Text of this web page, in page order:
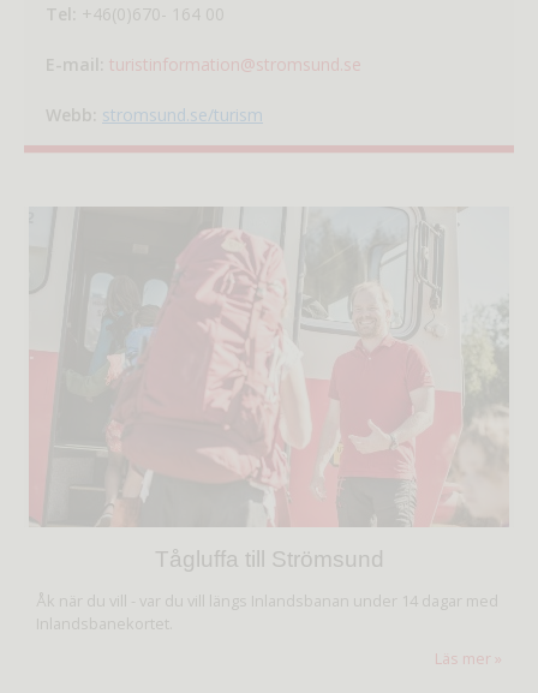
Tel: +46(0)670- 164 00
E-mail: turistinformation@stromsund.se
Webb: stromsund.se/turism
Tågluffa till Strömsund
Åk när du vill - var du vill längs Inlandsbanan under 14 dagar med
Inlandsbanekortet.
Läs mer